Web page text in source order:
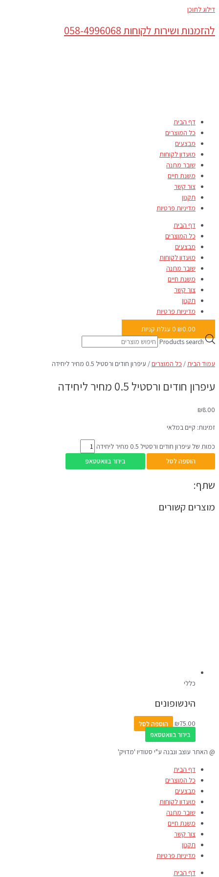
דילוג לתוכן
להזמנות ושירות לקוחות 058-4996068
דף הבית
כל המוצרים
מבצעים
מועדון לקוחות
שובר מתנה
משנת חיים
צור קשר
תקנון
מדיניות פרטיות
דף הבית
כל המוצרים
מבצעים
מועדון לקוחות
שובר מתנה
משנת חיים
צור קשר
תקנון
מדיניות פרטיות
₪0.00
0 עגלת קניות
Products search
עמוד הבית/ כל המוצרים / עיפרון חודים ורסטיל 0.5 מחיר ליחידה
עיפרון חודים ורסטיל 0.5 מחיר ליחידה
₪8.00
זמינות: קיים במלאי
כמות של עיפרון חודים ורסטיל 0.5 מחיר ליחידה
הוספה לסל
בירור בוואטסאפ
שתף:
מוצרים קשורים
כללי
הינשופונים
₪75.00
הוספה לסל
בירור בוואטסאפ
@ האתר עוצב ונבנה ע"י סטודיו 'מדויק'
דף הבית
כל המוצרים
מבצעים
מועדון לקוחות
שובר מתנה
משנת חיים
צור קשר
תקנון
מדיניות פרטיות
דף הבית